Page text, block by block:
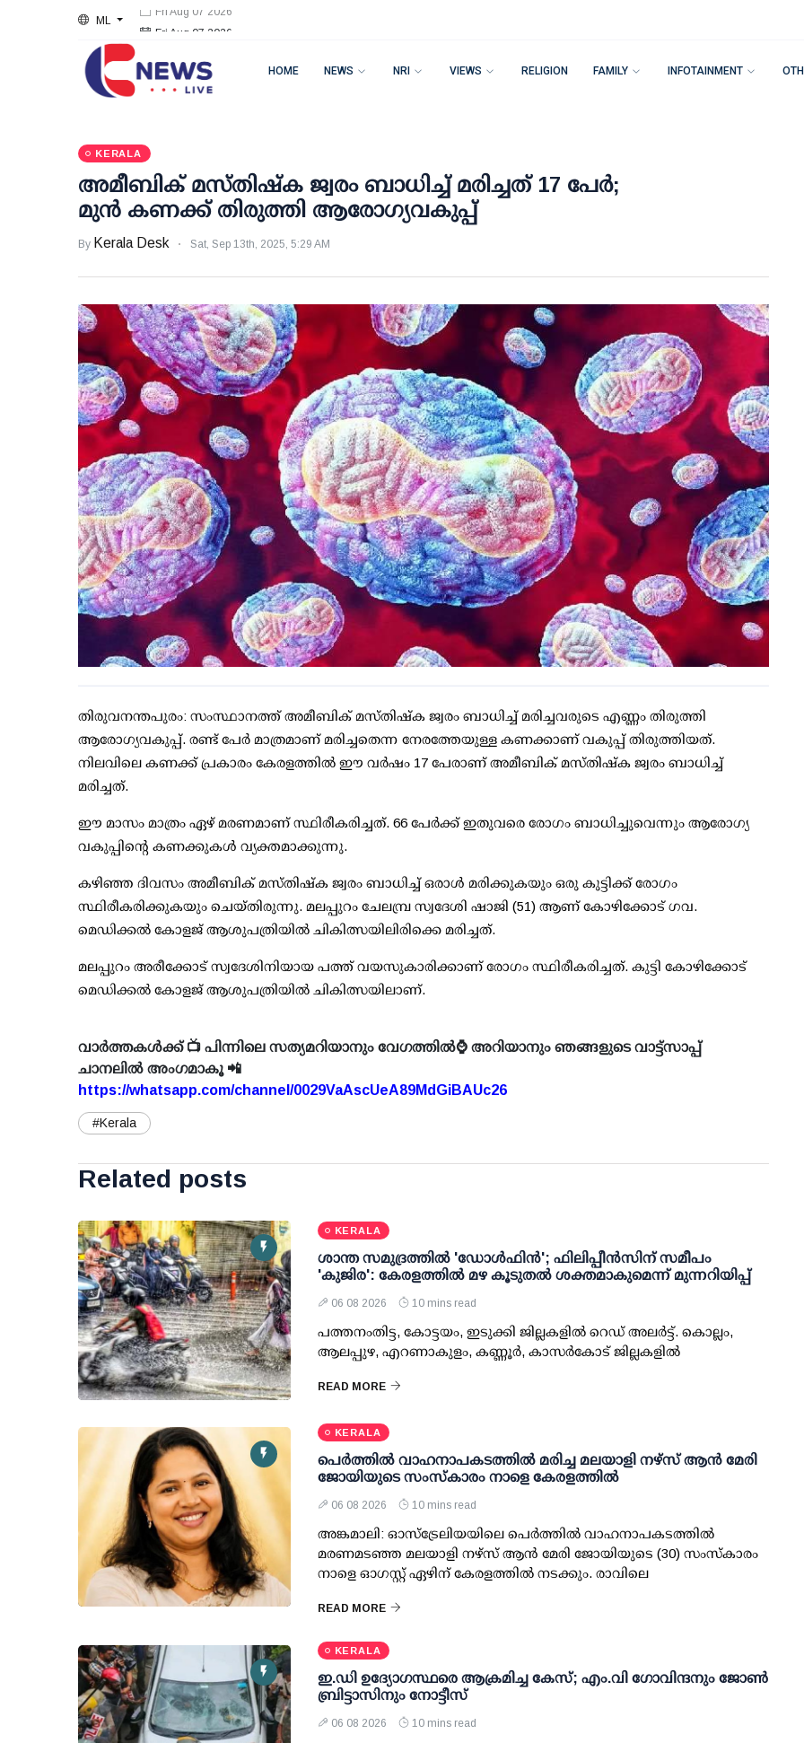
ML Fri Aug 07 2026
HOME NEWS NRI VIEWS RELIGION FAMILY INFOTAINMENT
KERALA
അമീബിക് മസ്തിഷ്‌ക ജ്വരം ബാധിച്ച് മരിച്ചത് 17 പേര്‍;
മുന്‍ കണക്ക് തിരുത്തി ആരോഗ്യവകുപ്പ്
By Kerala Desk Sat, Sep 13th, 2025, 5:29 AM
തിരുവനന്തപുരം: സംസ്ഥാനത്ത് അമീബിക് മസ്തിഷ്‌ക ജ്വരം ബാധിച്ച് മരിച്ചവരുടെ എണ്ണം തിരുത്തി
ആരോഗ്യവകുപ്പ്. രണ്ട് പേര്‍ മാത്രമാണ് മരിച്ചതെന്ന നേരത്തേയുള്ള കണക്കാണ് വകുപ്പ് തിരുത്തിയത്.
നിലവിലെ കണക്ക് പ്രകാരം കേരളത്തില്‍ ഈ വര്‍ഷം 17 പേരാണ് അമീബിക് മസ്തിഷ്‌ക ജ്വരം ബാധിച്ച്
മരിച്ചത്.
ഈ മാസം മാത്രം ഏഴ് മരണമാണ് സ്ഥിരീകരിച്ചത്. 66 പേര്‍ക്ക് ഇതുവരെ രോഗം ബാധിച്ചുവെന്നും ആരോഗ്യ
വകുപ്പിന്റെ കണക്കുകള്‍ വ്യക്തമാക്കുന്നു.
കഴിഞ്ഞ ദിവസം അമീബിക് മസ്തിഷ്‌ക ജ്വരം ബാധിച്ച് ഒരാള്‍ മരിക്കുകയും ഒരു കുട്ടിക്ക് രോഗം
സ്ഥിരീകരിക്കുകയും ചെയ്തിരുന്നു. മലപ്പുറം ചേലമ്പ്ര സ്വദേശി ഷാജി (51) ആണ് കോഴിക്കോട് ഗവ.
മെഡിക്കല്‍ കോളജ് ആശുപത്രിയില്‍ ചികിത്സയിലിരിക്കെ മരിച്ചത്.
മലപ്പുറം അരീക്കോട് സ്വദേശിനിയായ പത്ത് വയസുകാരിക്കാണ് രോഗം സ്ഥിരീകരിച്ചത്. കുട്ടി കോഴിക്കോട്
മെഡിക്കല്‍ കോളജ് ആശുപത്രിയില്‍ ചികിത്സയിലാണ്.
വാർത്തകൾക്ക് 📺 പിന്നിലെ സത്യമറിയാനും വേഗത്തിൽ⌚ അറിയാനും ഞങ്ങളുടെ വാട്ട്സാപ്പ്
ചാനലിൽ അംഗമാകൂ 📲
https://whatsapp.com/channel/0029VaAscUeA89MdGiBAUc26
#Kerala
Related posts
KERALA
ശാന്ത സമുദ്രത്തില്‍ 'ഡോള്‍ഫിന്‍'; ഫിലിപ്പീന്‍സിന് സമീപം
'കുജിര': കേരളത്തില്‍ മഴ കൂടുതല്‍ ശക്തമാകുമെന്ന് മുന്നറിയിപ്പ്
06 08 2026 10 mins read
പത്തനംതിട്ട, കോട്ടയം, ഇടുക്കി ജില്ലകളില്‍ റെഡ് അലര്‍ട്ട്. കൊല്ലം,
ആലപ്പുഴ, എറണാകുളം, കണ്ണൂര്‍, കാസര്‍കോട് ജില്ലകളില്‍
READ MORE
KERALA
പെർത്തിൽ വാഹനാപകടത്തിൽ മരിച്ച മലയാളി നഴ്സ് ആൻ മേരി
ജോയിയുടെ സംസ്കാരം നാളെ കേരളത്തിൽ
06 08 2026 10 mins read
അങ്കമാലി: ഓസ്‌ട്രേലിയയിലെ പെർത്തിൽ വാഹനാപകടത്തിൽ
മരണമടഞ്ഞ മലയാളി നഴ്സ് ആൻ മേരി ജോയിയുടെ (30) സംസ്കാരം
നാളെ ഓഗസ്റ്റ് ഏഴിന് കേരളത്തിൽ നടക്കും. രാവിലെ
READ MORE
KERALA
ഇ.ഡി ഉദ്യോഗസ്ഥരെ ആക്രമിച്ച കേസ്; എം.വി ഗോവിന്ദനും ജോണ്‍
ബ്രിട്ടാസിനും നോട്ടീസ്
06 08 2026 10 mins read